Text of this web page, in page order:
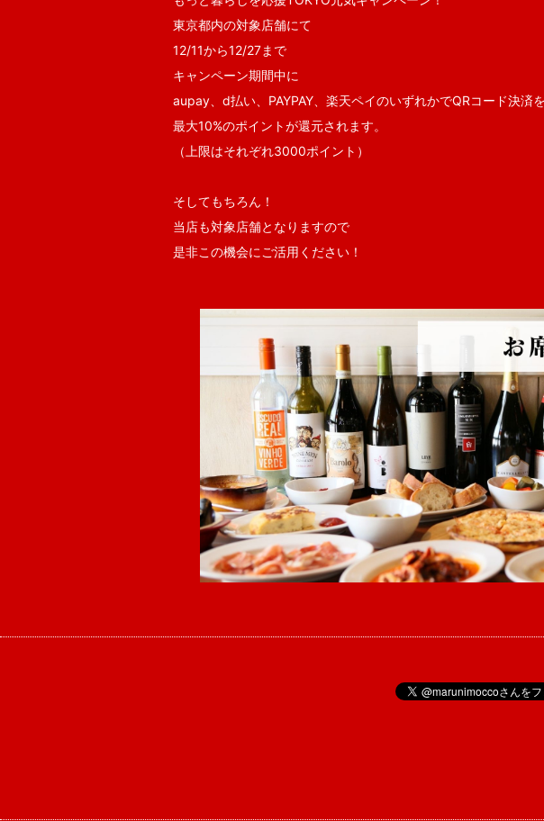
東京都内の対象店舗にて
12/11から12/27まで
キャンペーン期間中に
aupay、d払い、PAYPAY、楽天ペイのいずれかでQRコード決済
最大10%のポイントが還元されます。
（上限はそれぞれ3000ポイント）
そしてもちろん！
当店も対象店舗となりますので
是非この機会にご活用ください！